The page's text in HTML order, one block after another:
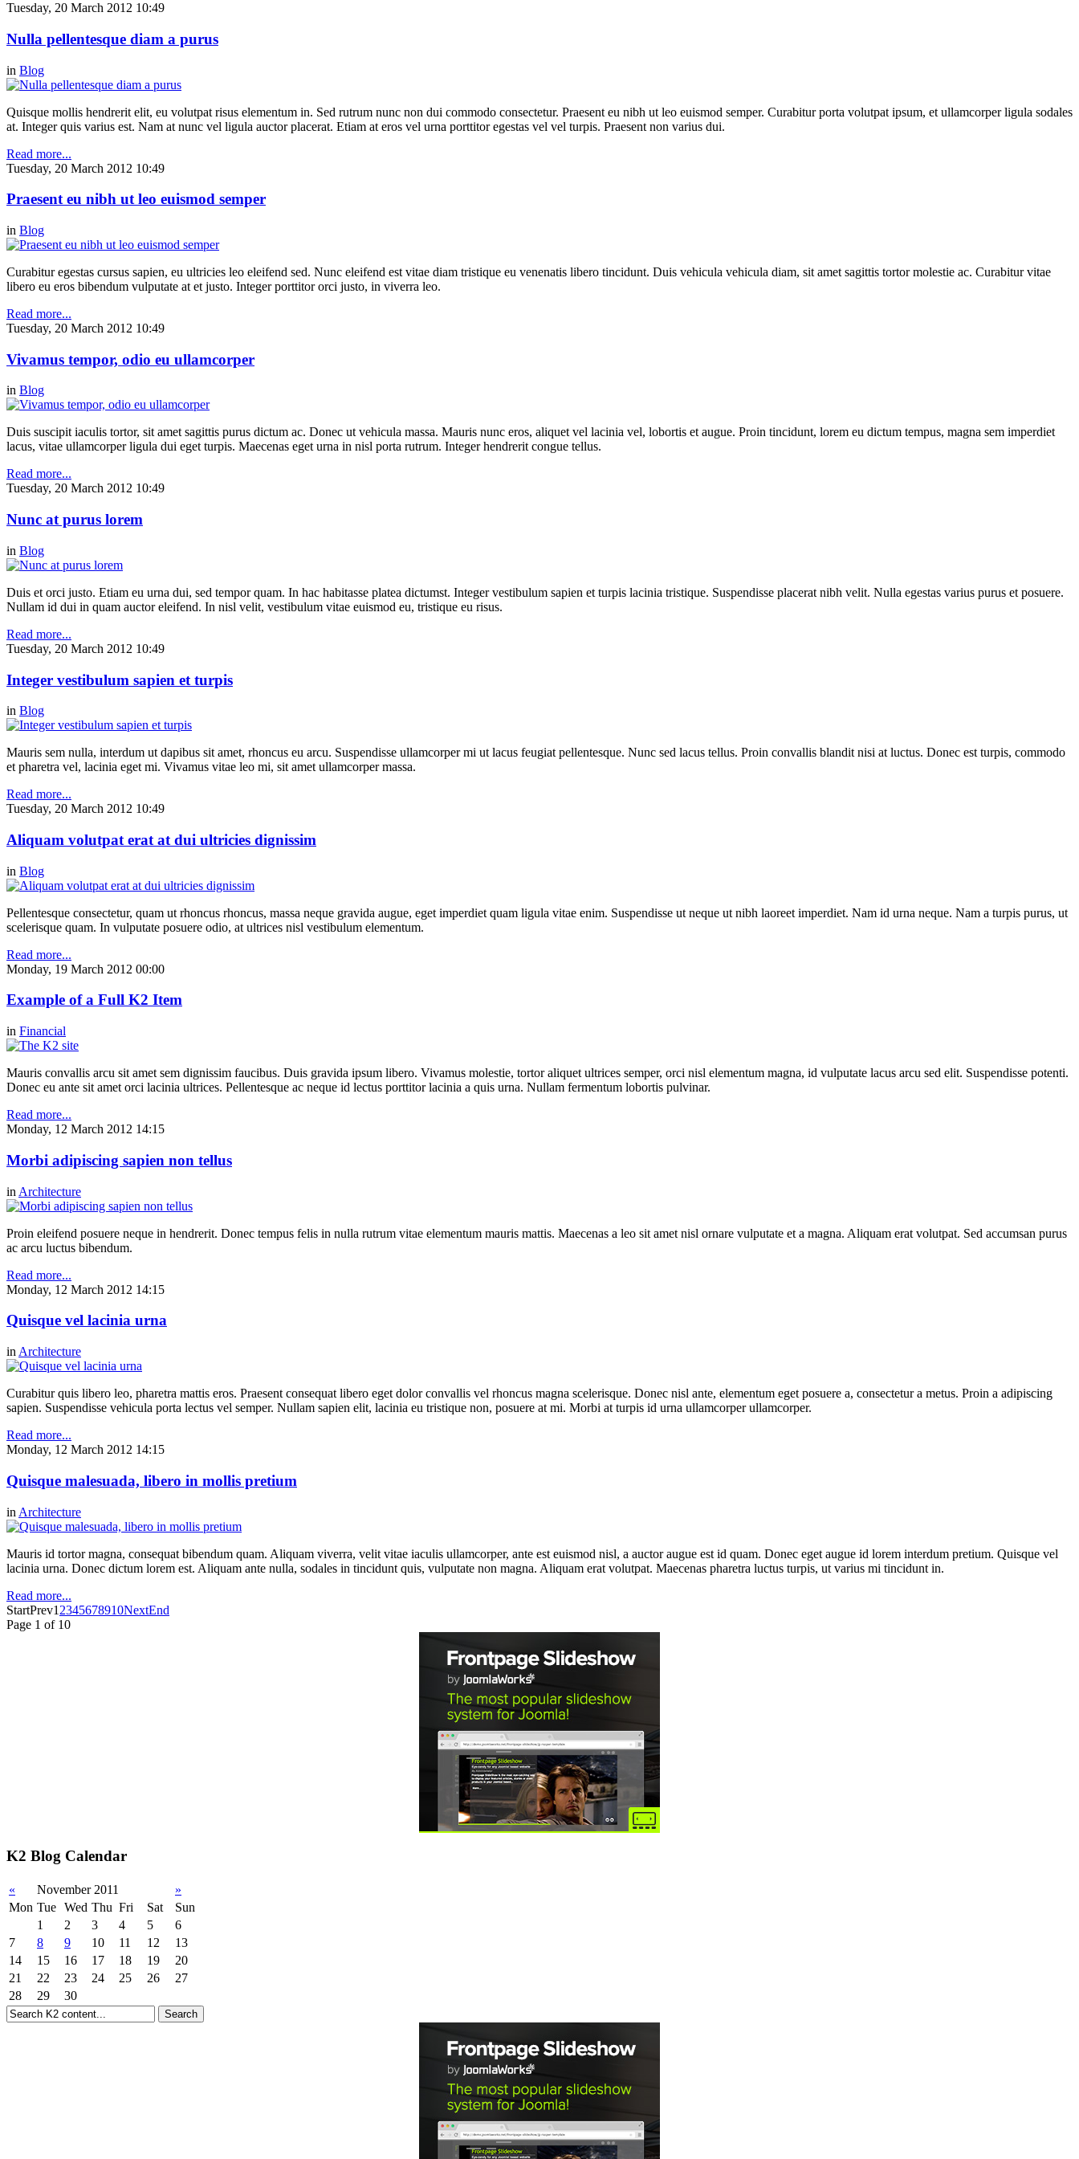
Tuesday, 20 March 2012 10:49
Nulla pellentesque diam a purus
in Blog
Quisque mollis hendrerit elit, eu volutpat risus elementum in. Sed rutrum nunc non dui commodo consectetur. Praesent eu nibh ut leo euismod semper. Curabitur porta volutpat ipsum, et ullamcorper ligula sodales
at. Integer quis varius est. Nam at nunc vel ligula auctor placerat. Etiam at eros vel urna porttitor egestas vel vel turpis. Praesent non varius dui.
Read more...
Tuesday, 20 March 2012 10:49
Praesent eu nibh ut leo euismod semper
in Blog
Curabitur egestas cursus sapien, eu ultricies leo eleifend sed. Nunc eleifend est vitae diam tristique eu venenatis libero tincidunt. Duis vehicula vehicula diam, sit amet sagittis tortor molestie ac. Curabitur vitae
libero eu eros bibendum vulputate at et justo. Integer porttitor orci justo, in viverra leo.
Read more...
Tuesday, 20 March 2012 10:49
Vivamus tempor, odio eu ullamcorper
in Blog
Duis suscipit iaculis tortor, sit amet sagittis purus dictum ac. Donec ut vehicula massa. Mauris nunc eros, aliquet vel lacinia vel, lobortis et augue. Proin tincidunt, lorem eu dictum tempus, magna sem imperdiet
lacus, vitae ullamcorper ligula dui eget turpis. Maecenas eget urna in nisl porta rutrum. Integer hendrerit congue tellus.
Read more...
Tuesday, 20 March 2012 10:49
Nunc at purus lorem
in Blog
Duis et orci justo. Etiam eu urna dui, sed tempor quam. In hac habitasse platea dictumst. Integer vestibulum sapien et turpis lacinia tristique. Suspendisse placerat nibh velit. Nulla egestas varius purus et posuere.
Nullam id dui in quam auctor eleifend. In nisl velit, vestibulum vitae euismod eu, tristique eu risus.
Read more...
Tuesday, 20 March 2012 10:49
Integer vestibulum sapien et turpis
in Blog
Mauris sem nulla, interdum ut dapibus sit amet, rhoncus eu arcu. Suspendisse ullamcorper mi ut lacus feugiat pellentesque. Nunc sed lacus tellus. Proin convallis blandit nisi at luctus. Donec est turpis, commodo
et pharetra vel, lacinia eget mi. Vivamus vitae leo mi, sit amet ullamcorper massa.
Read more...
Tuesday, 20 March 2012 10:49
Aliquam volutpat erat at dui ultricies dignissim
in Blog
Pellentesque consectetur, quam ut rhoncus rhoncus, massa neque gravida augue, eget imperdiet quam ligula vitae enim. Suspendisse ut neque ut nibh laoreet imperdiet. Nam id urna neque. Nam a turpis purus, ut
scelerisque quam. In vulputate posuere odio, at ultrices nisl vestibulum elementum.
Read more...
Monday, 19 March 2012 00:00
Example of a Full K2 Item
in Financial
Mauris convallis arcu sit amet sem dignissim faucibus. Duis gravida ipsum libero. Vivamus molestie, tortor aliquet ultrices semper, orci nisl elementum magna, id vulputate lacus arcu sed elit. Suspendisse potenti.
Donec eu ante sit amet orci lacinia ultrices. Pellentesque ac neque id lectus porttitor lacinia a quis urna. Nullam fermentum lobortis pulvinar.
Read more...
Monday, 12 March 2012 14:15
Morbi adipiscing sapien non tellus
in Architecture
Proin eleifend posuere neque in hendrerit. Donec tempus felis in nulla rutrum vitae elementum mauris mattis. Maecenas a leo sit amet nisl ornare vulputate et a magna. Aliquam erat volutpat. Sed accumsan purus
ac arcu luctus bibendum.
Read more...
Monday, 12 March 2012 14:15
Quisque vel lacinia urna
in Architecture
Curabitur quis libero leo, pharetra mattis eros. Praesent consequat libero eget dolor convallis vel rhoncus magna scelerisque. Donec nisl ante, elementum eget posuere a, consectetur a metus. Proin a adipiscing
sapien. Suspendisse vehicula porta lectus vel semper. Nullam sapien elit, lacinia eu tristique non, posuere at mi. Morbi at turpis id urna ullamcorper ullamcorper.
Read more...
Monday, 12 March 2012 14:15
Quisque malesuada, libero in mollis pretium
in Architecture
Mauris id tortor magna, consequat bibendum quam. Aliquam viverra, velit vitae iaculis ullamcorper, ante est euismod nisl, a auctor augue est id quam. Donec eget augue id lorem interdum pretium. Quisque vel
lacinia urna. Donec dictum lorem est. Aliquam ante nulla, sodales in tincidunt quis, vulputate non magna. Aliquam erat volutpat. Maecenas pharetra luctus turpis, ut varius mi tincidunt in.
Read more...
StartPrev1 2345678910NextEnd
Page 1 of 10
K2 Blog Calendar
« November 2011
»
Mon Tue Wed Thu Fri Sat
Sun
1
2 3 4 5
6
7
8 9 10 11 12
13
14
15 16 17 18 19
20
21
22 23 24 25 26
27
28
29 30